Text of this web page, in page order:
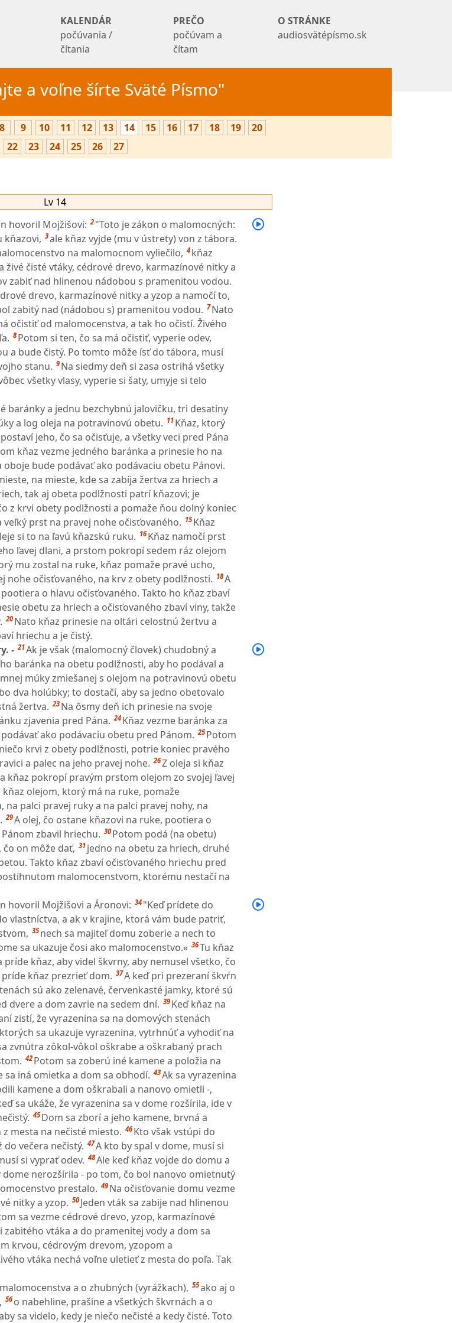
KALENDÁR
počúvania /
čítania
PREČO
počúvam a
čítam
O STRÁNKE
audiosvätépísmo.sk
a voľne šírte Sväté Písmo"
8 9 10 11 12 13 14 15 16 17 18 19
20
22 23 24 25 26 27
Lv 14
hovoril Mojžišovi: 2 "Toto je zákon o malomocných:
kňazovi, 3ale kňaz vyjde (mu v ústrety) von z tábora.
na malomocnom vyliečilo, 4 kňaz
čisté vtáky, cédrové drevo, karmazínové nitky a
zabiť nad hlinenou nádobou s pramenitou vodou.
drevo, karmazínové nitky a yzop a namočí to,
zabitý nad (nádobou s) pramenitou vodou. 7 Nato
očistiť od malomocenstva, a tak ho očistí. Živého
8 Potom si ten, čo sa má očistiť, vyperie odev,
a bude čistý. Po tomto môže ísť do tábora, musí
stanu. 9 Na siedmy deň si zasa ostrihá všetky
všetky vlasy, vyperie si šaty, umyje si telo
baránky a jednu bezchybnú jalovičku, tri desatiny
a log oleja na potravinovú obetu. 11 Kňaz, ktorý
jeho, čo sa očisťuje, a všetky veci pred Pána
kňaz vezme jedného baránka a prinesie ho na
bude podávať ako podávaciu obetu Pánovi.
na mieste, kde sa zabíja žertva za hriech a
tak aj obeta podlžnosti patrí kňazovi; je
z krvi obety podlžnosti a pomaže ňou dolný koniec
prst na pravej nohe očisťovaného. 15 Kňaz
si to na ľavú kňazskú ruku. 16 Kňaz namočí prst
ľavej dlani, a prstom pokropí sedem ráz olejom
mu zostal na ruke, kňaz pomaže pravé ucho,
nohe očisťovaného, na krv z obety podlžnosti. 18A
o hlavu očisťovaného. Takto ho kňaz zbaví
obetu za hriech a očisťovaného zbaví viny, takže
20 Nato kňaz prinesie na oltári celostnú žertvu a
hriechu a je čistý.
- 21Ak je však (malomocný človek) chudobný a
baránka na obetu podlžnosti, aby ho podával a
múky zmiešanej s olejom na potravinovú obetu
dva holúbky; to dostačí, aby sa jedno obetovalo
žertva. 23 Na ôsmy deň ich prinesie na svoje
zjavenia pred Pána. 24 Kňaz vezme baránka za
ako podávaciu obetu pred Pánom. 25 Potom
krvi z obety podlžnosti, potrie koniec pravého
a palec na jeho pravej nohe. 26Z oleja si kňaz
a kňaz pokropí pravým prstom olejom zo svojej ľavej
kňaz olejom, ktorý má na ruke, pomaže
palci pravej ruky a na palci pravej nohy, na
29A olej, čo ostane kňazovi na ruke, pootiera o
zbavil hriechu. 30 Potom podá (na obetu)
on môže dať, 31 jedno na obetu za hriech, druhé
Takto kňaz zbaví očisťovaného hriechu pred
malomocenstvom, ktorému nestačí na
hovoril Mojžišovi a Áronovi: 34 "Keď prídete do
vlastníctva, a ak v krajine, ktorá vám bude patriť,
35 nech sa majiteľ domu zoberie a nech to
sa ukazuje čosi ako malomocenstvo.« 36Tu kňaz
kňaz, aby videl škvrny, aby nemusel všetko, čo
kňaz prezrieť dom. 37A keď pri prezeraní škvŕn
sú ako zelenavé, červenkasté jamky, ktoré sú
dvere a dom zavrie na sedem dní. 39 Keď kňaz na
zistí, že vyrazenina sa na domových stenách
sa ukazuje vyrazenina, vytrhnúť a vyhodiť na
zvnútra zôkol-vôkol oškrabe a oškrabaný prach
42 Potom sa zoberú iné kamene a položia na
sa iná omietka a dom sa obhodí. 43Ak sa vyrazenina
kamene a dom oškrabali a nanovo omietli -,
sa ukáže, že vyrazenina sa v dome rozšírila, ide v
45 Dom sa zborí a jeho kamene, brvná a
mesta na nečisté miesto. 46 Kto však vstúpi do
do večera nečistý. 47A kto by spal v dome, musí si
si vyprať odev. 48Ale keď kňaz vojde do domu a
dome nerozšírila - po tom, čo bol nanovo omietnutý
prestalo. 49 Na očisťovanie domu vezme
nitky a yzop. 50 Jeden vták sa zabije nad hlinenou
sa vezme cédrové drevo, yzop, karmazínové
vtáka a do pramenitej vody a dom sa
krvou, cédrovým drevom, yzopom a
vtáka nechá voľne uletieť z mesta do poľa. Tak
a o zhubných (vyrážkach), 55ako aj o
56 o nabehline, prašine a všetkých škvrnách a o
sa videlo, kedy je niečo nečisté a kedy čisté. Toto